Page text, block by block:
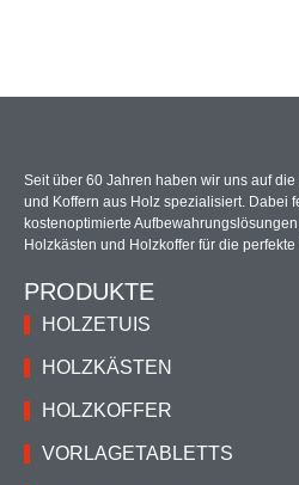
Seit über 60 Jahren haben wir uns auf
und Koffern aus Holz spezialisiert. Dabei
kostenoptimierte
Holzkästen und Holzkoffer für die
PRODUKTE
HOLZETUIS
HOLZKÄSTEN
HOLZKOFFER
VORLAGETABLETTS